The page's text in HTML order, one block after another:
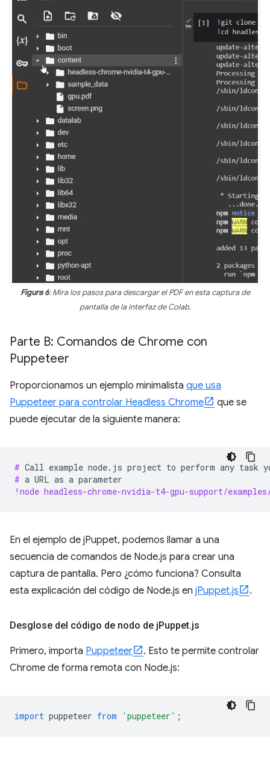
Figura 6: Mira los pasos para descargar el PDF en esta captura de
pantalla de la interfaz de Colab.
Parte B: Comandos de Chrome con
Puppeteer
Proporcionamos un ejemplo minimalista que usa
Puppeteer para controlar Headless Chrome
que se
puede ejecutar de la siguiente manera:
# Call example node.js project to perform any task
# a URL as a
!node headless-chrome-nvidia-t4-gpu-support/
En el ejemplo de jPuppet, podemos llamar a una
secuencia de comandos de Node.js para crear una
captura de pantalla. Pero ¿cómo funciona? Consulta
esta explicación del código de Node.js en jPuppet.js .
Desglose del código de nodo de jPuppet.js
Primero, importa Puppeteer
. Esto te permite controlar
Chrome de forma remota con Node.js:
import puppeteer from 'puppeteer' ;